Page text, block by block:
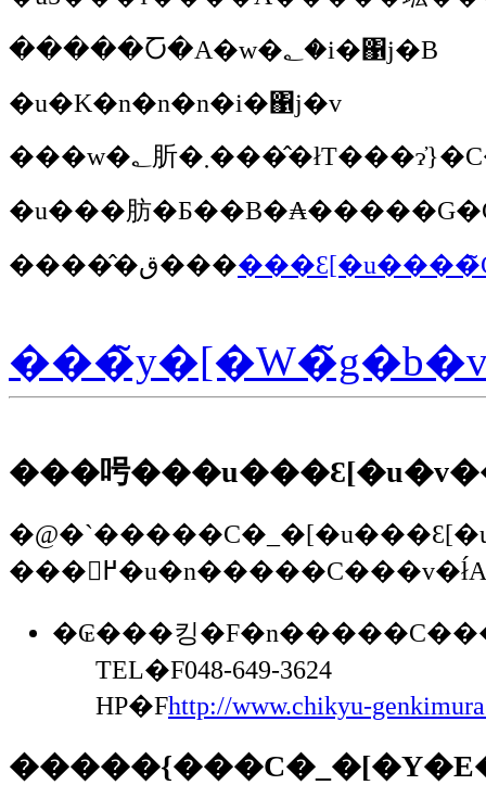
�����Ⴀ�A�w�؂�i�΁j�B
�u�K�n�n�n�i�΁j�v
�u���肪
�����̂ق���
���呺
�₢���킹�F
TEL�F048-649-3624
HP�Fhttp://www.chikyu-